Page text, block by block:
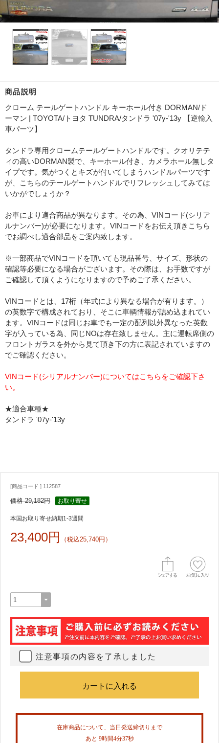
商品説明
クローム テールゲートハンドル キーホール付き DORMAN/ド
ーマン | TOYOTA/トヨタ TUNDRA/タンドラ '07y-'13y 【逆輸入
車パーツ】
タンドラ専用クロームテールゲートハンドルです。クオリテテ
ィの高いDORMAN製で、キーホール付き、カメラホール無しタ
イプです。気がつくとキズが付いてしまうハンドルパーツです
が、こちらのテールゲートハンドルでリフレッシュしてみては
いかがでしょうか？
お車により適合商品が異なります。その為、VINコード(シリア
ルナンバー)が必要になります。VINコードをお伝え頂きこちら
でお調べし適合部品をご案内致します。
※一部商品でVINコードを頂いても現品番号、サイズ、形状の
確認等必要になる場合がございます。その際は、お手数ですが
ご確認して頂くようになりますので予めご了承ください。
VINコードとは、17桁（年式により異なる場合が有ります。）
の英数字で構成されており、そこに車輌情報が詰め込まれてい
ます。VINコードは同じお車でも一定の配列以外異なった英数
字が入っている為、同じNOは存在致しません。主に運転席側の
フロントガラスを外から見て頂き下の方に表記されていますの
でご確認ください。
VINコード(シリアルナンバー)についてはこちらをご確認下さ
い。
★適合車種★
タンドラ '07y-'13y
[商品コード ] 112587
価格 29,182円 お取り寄せ
本国お取り寄せ納期1-3週間
23,400円 （税込25,740円）
注意事項の内容を了承しました
在庫商品について、当日発送締切りまで
あと 9時間4分37秒